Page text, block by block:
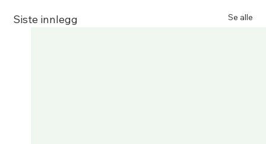
Siste innlegg Se alle